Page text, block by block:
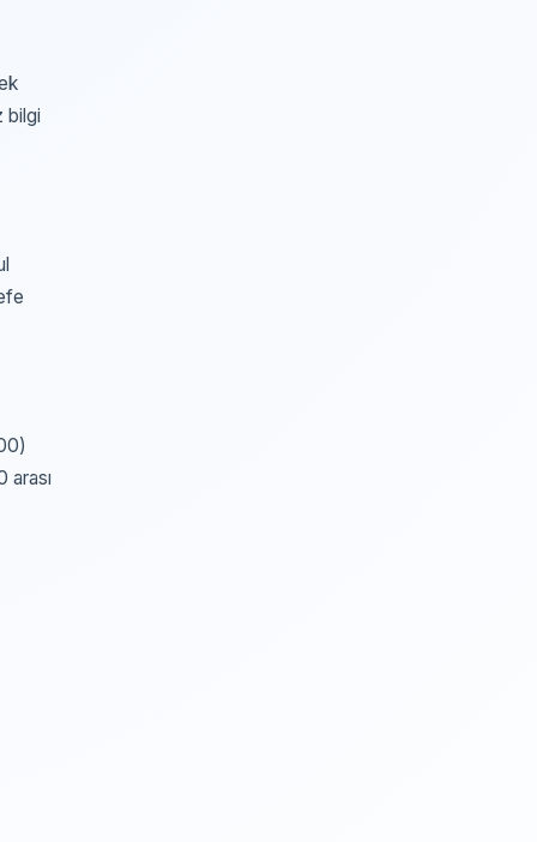
bilgi
arası